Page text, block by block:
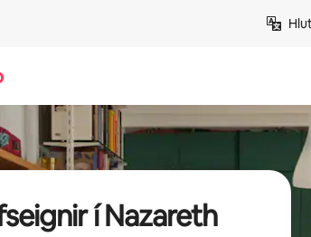
í Nazareth